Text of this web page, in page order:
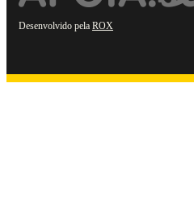
Desenvolvido pela ROX